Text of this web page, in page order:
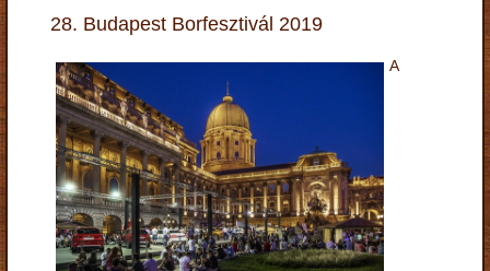
28. Budapest Borfesztivál 2019
A